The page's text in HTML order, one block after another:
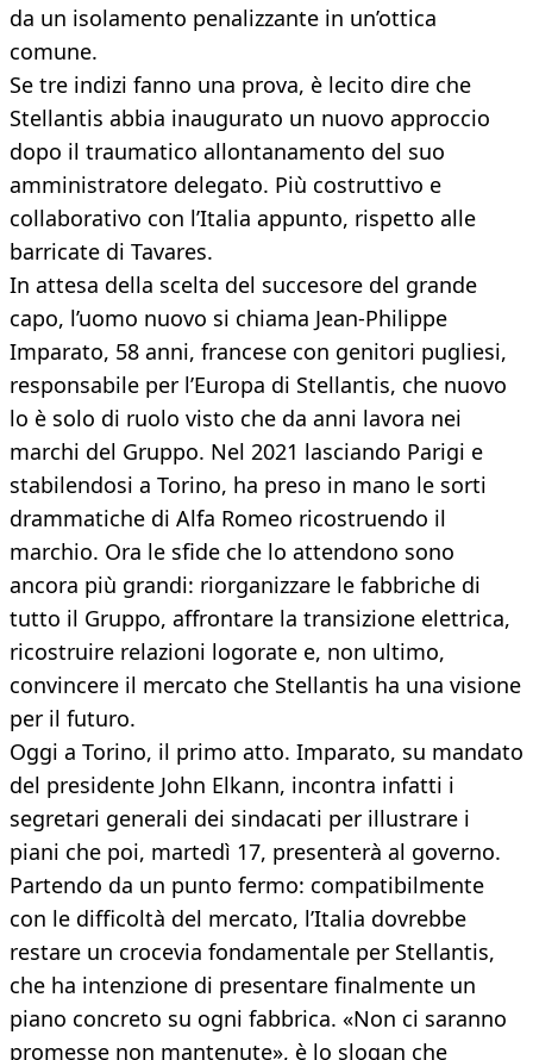
da un isolamento penalizzante in un’ottica
comune.
Se tre indizi fanno una prova, è lecito dire che
Stellantis abbia inaugurato un nuovo approccio
dopo il traumatico allontanamento del suo
amministratore delegato. Più costruttivo e
collaborativo con l’Italia appunto, rispetto alle
barricate di Tavares.
In attesa della scelta del succesore del grande
capo, l’uomo nuovo si chiama Jean-Philippe
Imparato, 58 anni, francese con genitori pugliesi,
responsabile per l’Europa di Stellantis, che nuovo
lo è solo di ruolo visto che da anni lavora nei
marchi del Gruppo. Nel 2021 lasciando Parigi e
stabilendosi a Torino, ha preso in mano le sorti
drammatiche di Alfa Romeo ricostruendo il
marchio. Ora le sfide che lo attendono sono
ancora più grandi: riorganizzare le fabbriche di
tutto il Gruppo, affrontare la transizione elettrica,
ricostruire relazioni logorate e, non ultimo,
convincere il mercato che Stellantis ha una visione
per il futuro.
Oggi a Torino, il primo atto. Imparato, su mandato
del presidente John Elkann, incontra infatti i
segretari generali dei sindacati per illustrare i
piani che poi, martedì 17, presenterà al governo.
Partendo da un punto fermo: compatibilmente
con le difficoltà del mercato, l’Italia dovrebbe
restare un crocevia fondamentale per Stellantis,
che ha intenzione di presentare finalmente un
piano concreto su ogni fabbrica. «Non ci saranno
promesse non mantenute», è lo slogan che